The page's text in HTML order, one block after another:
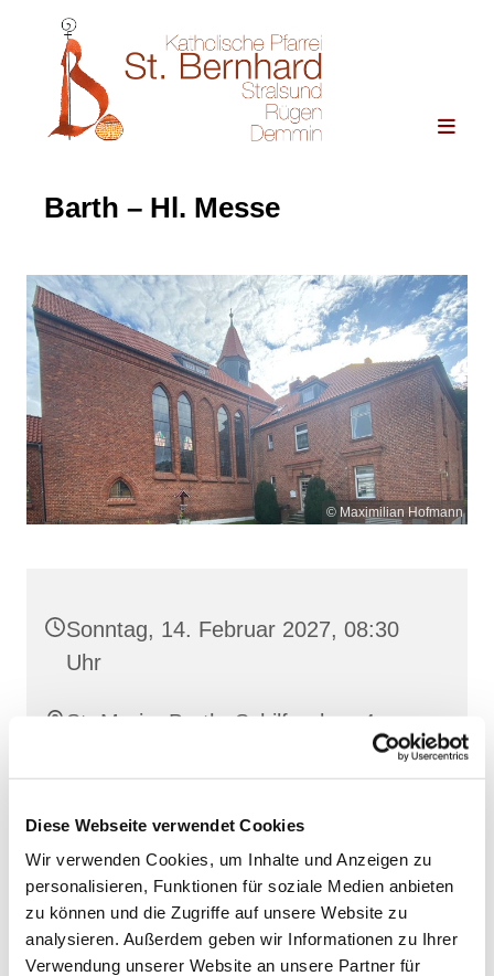
Diese Webseite verwendet Cookies
Wir verwenden Cookies, um Inhalte und Anzeigen zu
personalisieren, Funktionen für soziale Medien anbieten
zu können und die Zugriffe auf unsere Website zu
analysieren. Außerdem geben wir Informationen zu Ihrer
Verwendung unserer Website an unsere Partner für
Barth – Hl. Messe
© Maximilian Hofmann
Sonntag, 14. Februar 2027, 08:30
Uhr
St. Maria, Barth, Schilfgraben 4,